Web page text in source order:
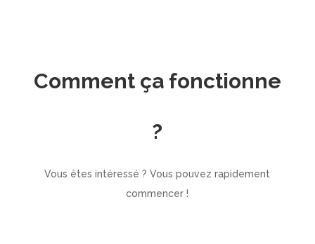
Comment ça fonctionne
?
Vous êtes intéressé ? Vous pouvez rapidement
commencer !